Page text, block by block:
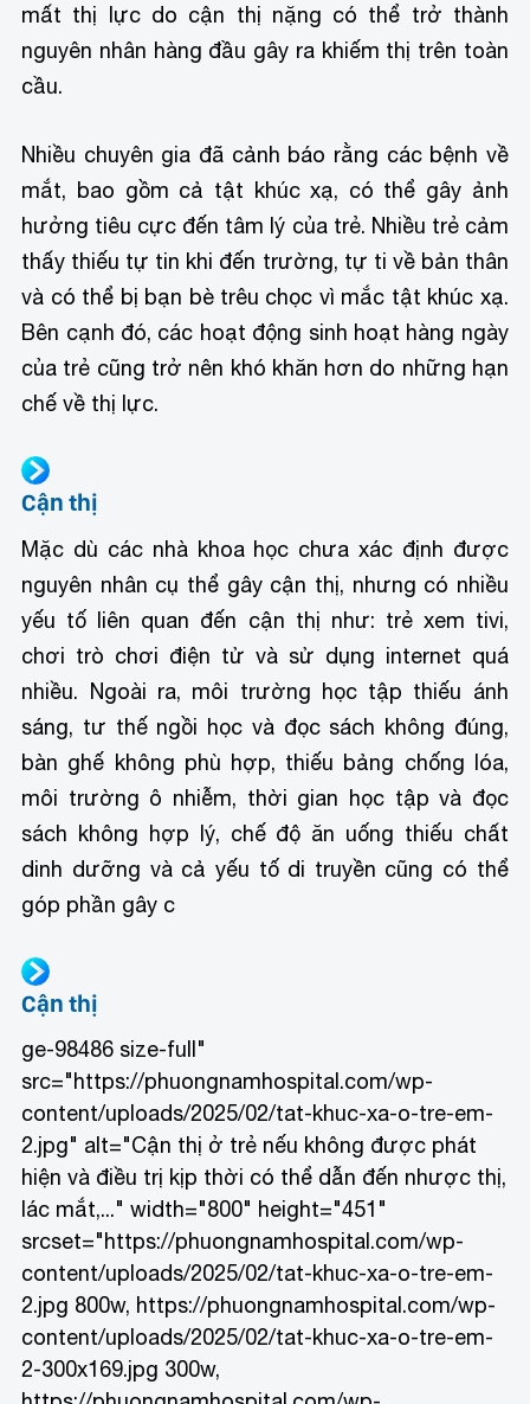
mất thị lực do cận thị nặng có thể trở thành
nguyên nhân hàng đầu gây ra khiếm thị trên toàn
cầu.
Nhiều chuyên gia đã cảnh báo rằng các bệnh về
mắt, bao gồm cả tật khúc xạ, có thể gây ảnh
hưởng tiêu cực đến tâm lý của trẻ. Nhiều trẻ cảm
thấy thiếu tự tin khi đến trường, tự ti về bản thân
và có thể bị bạn bè trêu chọc vì mắc tật khúc xạ.
Bên cạnh đó, các hoạt động sinh hoạt hàng ngày
của trẻ cũng trở nên khó khăn hơn do những hạn
chế về thị lực.
Cận thị
Mặc dù các nhà khoa học chưa xác định được
nguyên nhân cụ thể gây cận thị, nhưng có nhiều
yếu tố liên quan đến cận thị như: trẻ xem tivi,
chơi trò chơi điện tử và sử dụng internet quá
nhiều. Ngoài ra, môi trường học tập thiếu ánh
sáng, tư thế ngồi học và đọc sách không đúng,
bàn ghế không phù hợp, thiếu bảng chống lóa,
môi trường ô nhiễm, thời gian học tập và đọc
sách không hợp lý, chế độ ăn uống thiếu chất
dinh dưỡng và cả yếu tố di truyền cũng có thể
góp phần gây c
Cận thị
ge-98486 size-full"
src="https://phuongnamhospital.com/wp-
content/uploads/2025/02/tat-khuc-xa-o-tre-em-
2.jpg" alt="Cận thị ở trẻ nếu không được phát
hiện và điều trị kịp thời có thể dẫn đến nhược thị,
lác mắt,..." width="800" height="451"
srcset="https://phuongnamhospital.com/wp-
content/uploads/2025/02/tat-khuc-xa-o-tre-em-
2.jpg 800w, https://phuongnamhospital.com/wp-
content/uploads/2025/02/tat-khuc-xa-o-tre-em-
2-300x169.jpg 300w,